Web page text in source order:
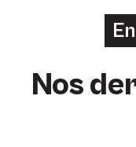
Nos